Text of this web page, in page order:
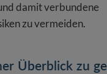
damit verbundene
zu vermeiden.
Überblick zu